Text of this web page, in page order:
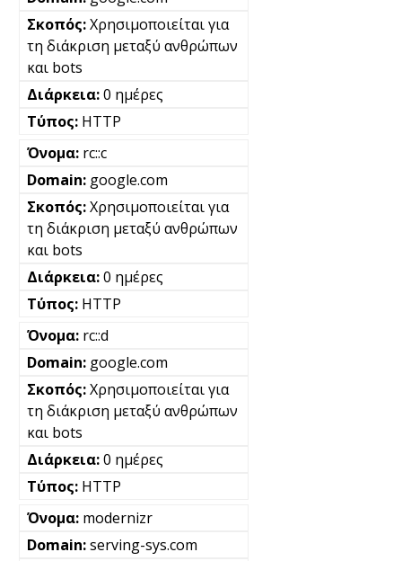
Χρησιμοποιείται για
τη διάκριση μεταξύ ανθρώπων
και bots
0 ημέρες
HTTP
rc::c
google.com
Χρησιμοποιείται για
τη διάκριση μεταξύ ανθρώπων
και bots
0 ημέρες
HTTP
rc::d
google.com
Χρησιμοποιείται για
τη διάκριση μεταξύ ανθρώπων
και bots
0 ημέρες
HTTP
modernizr
serving-sys.com